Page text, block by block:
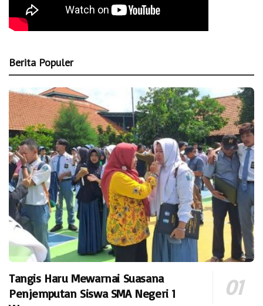
Berita Populer
Tangis Haru Mewarnai Suasana
Penjemputan Siswa SMA Negeri 1